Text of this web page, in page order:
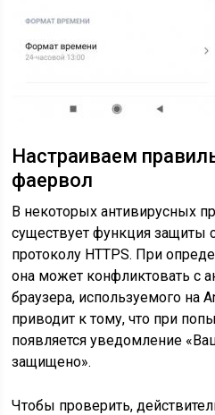
Настраиваем
фаервол
В некоторых антивирусных
существует функция защиты
протоколу HTTPS. При
она может конфликтовать с
браузера, используемого на
приводит к тому, что при
появляется уведомление
защищено».
Чтобы проверить,